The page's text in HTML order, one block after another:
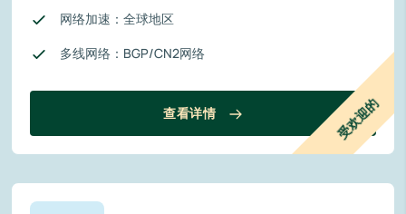
受欢迎的
网络加速：全球地区
多线网络：BGP/CN2网络
查看详情